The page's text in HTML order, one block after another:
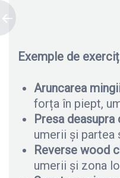
Exemple de
Aruncarea
forța în piept,
Presa deasupra
umerii și partea
Reverse wood
umerii și zona